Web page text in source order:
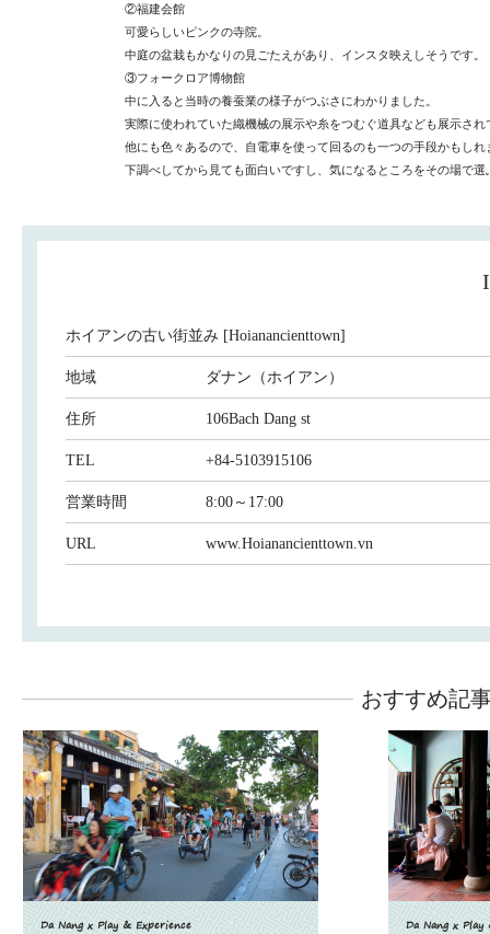
②福建会館
可愛らしいピンクの寺院。
中庭の盆栽もかなりの見ごたえがあり、インスタ映えしそうです。
③フォークロア博物館
中に入ると当時の養蚕業の様子がつぶさにわかりました。
実際に使われていた織機械の展示や糸をつむぐ道具なども展示さ
他にも色々あるので、自電車を使って回るのも一つの手段かもしれ
下調べしてから見ても面白いですし、気になるところをその場で
ホイアンの古い街並み [Hoianancienttown]
地域 ダナン（ホイアン）
住所 106Bach Dang st
TEL +84-5103915106
営業時間 8:00～17:00
URL www.Hoianancienttown.vn
おすすめ記
Da Nang x Play & Experience Da Nang x Play